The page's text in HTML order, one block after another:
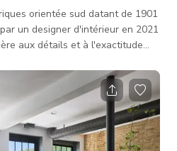
orientée sud datant de 1901
un designer d'intérieur en 2021
aux détails et à l'exactitude
maison et des éléments
murales, les médaillons
garnitures complexes ajoutent de
aux murs blancs crème aut